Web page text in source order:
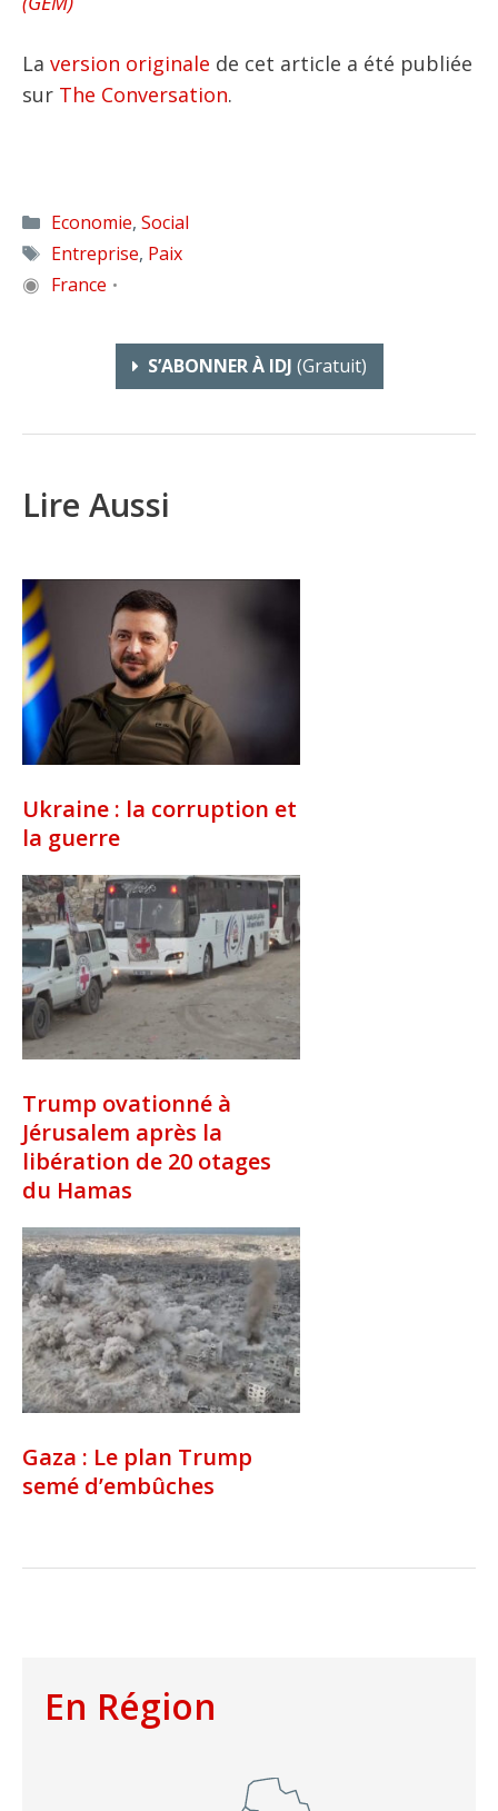
La version originale de cet article a été publiée
sur The Conversation.
Catégories
Economie, Social
Étiquettes
Entreprise, Paix
◉ France •
S’ABONNER À IDJ (gratuit)
Lire Aussi
Ukraine : la corruption et
la guerre
Trump ovationné à
Jérusalem après la
libération de 20 otages
du Hamas
Gaza : Le plan Trump
semé d’embûches
En Région